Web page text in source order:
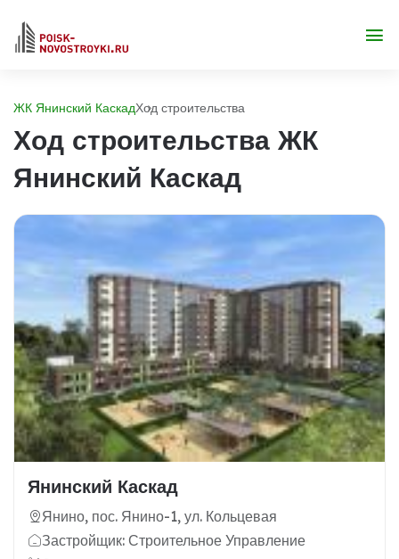
ЖК Янинский КаскадХод строительства
Ход строительства ЖК
Янинский Каскад
Янинский Каскад
Янино, пос. Янино-1, ул. Кольцевая
Застройщик: Строительное Управление